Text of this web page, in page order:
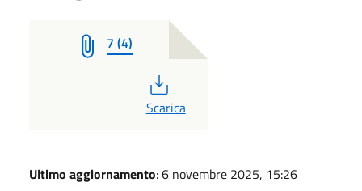
7 (4)
PDF
Scarica
Ultimo aggiornamento: 6 novembre 2025, 15:26